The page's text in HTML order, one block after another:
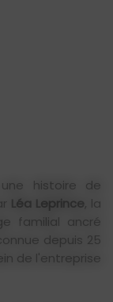
histoire de
Léa Leprince, la
familial ancré
depuis 25
de l'entreprise